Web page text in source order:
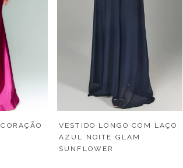
VESTIDO LONGO COM LAÇO
AZUL NOITE GLAM
SUNFLOWER